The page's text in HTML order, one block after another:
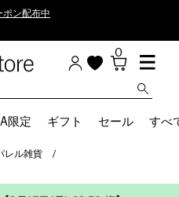
ポン配布中
0
限定 ギフト セール すべ
レル雑貨